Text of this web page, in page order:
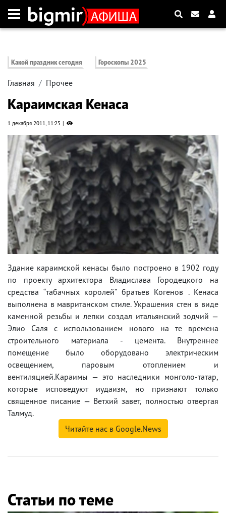
Какой праздник сегодня Гороскопы 2025
Главная Прочее
Караимская Кенаса
1 декабря 2011, 11:25
Здание караимской кенасы было построено в 1902 году
по проекту архитектора Владислава Городецкого на
средства “табачных королей” братьев Когенов . Кенаса
выполнена в мавританском стиле. Украшения стен в виде
каменной резьбы и лепки создал итальянский зодчий —
Элио Саля с использованием нового на те времена
строительного материала - цемента. Внутреннее
помещение было оборудовано электрическим
освещением, паровым отоплением и
вентиляцией.Караимы — это наследники монголо-татар,
которые исповедуют иудаизм, но признают только
священное писание — Ветхий завет, полностью отвергая
Талмуд.
Читайте нас в Google.News
Статьи по теме